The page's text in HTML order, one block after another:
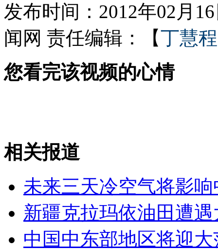
山西运城恶犬咬伤多人 警民合力深夜将其击毙
女孩北京地铁殴打老人 痛下狠手拳打脚踢
外交部：有关国家言论片面不公正
安徽一实载49人客车翻车
发布时间：2012年02月
闻网 责任编辑：【丁慧程
您看完该视频的心情
相关报道
未来三天冷空气将影
新疆克拉玛依油田遭
中国中东部地区将迎